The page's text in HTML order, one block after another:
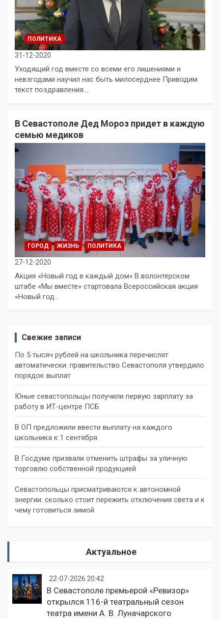
ПОЛИТИКА
31-12-2020
Уходящий год вместе со всеми его лишениями и
невзгодами научил нас быть милосерднее Приводим
текст поздравления…
В Севастополе Дед Мороз придет в каждую
семью медиков
ГОРОД ЖИЗНЬ ПОЛИТИКА
27-12-2020
Акция «Новый год в каждый дом» В волонтерском
штабе «Мы вместе» стартовала Всероссийская акция
«Новый год…
Свежие записи
По 5 тысяч рублей на школьника перечислят
автоматически: правительство Севастополя утвердило
порядок выплат
Юные севастопольцы получили первую зарплату за
работу в ИТ-центре ПСБ
В ОП предложили ввести выплату на каждого
школьника к 1 сентября
В Госдуме призвали отменить штрафы за уличную
торговлю собственной продукцией
Севастопольцы присматриваются к автономной
энергии: сколько стоит пережить отключения света и к
чему готовиться зимой
Актуальное
22-07-2026 20:42
В Севастополе премьерой «Ревизор»
открылся 116-й театральный сезон
театра имени А. В. Луначарского